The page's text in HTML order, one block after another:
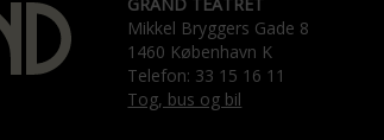
Mikkel Bryggers Gade 8
1460 København K
Telefon: 33 15 16 11
Tog, bus og bil